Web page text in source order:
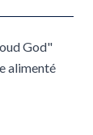
God"
alimenté